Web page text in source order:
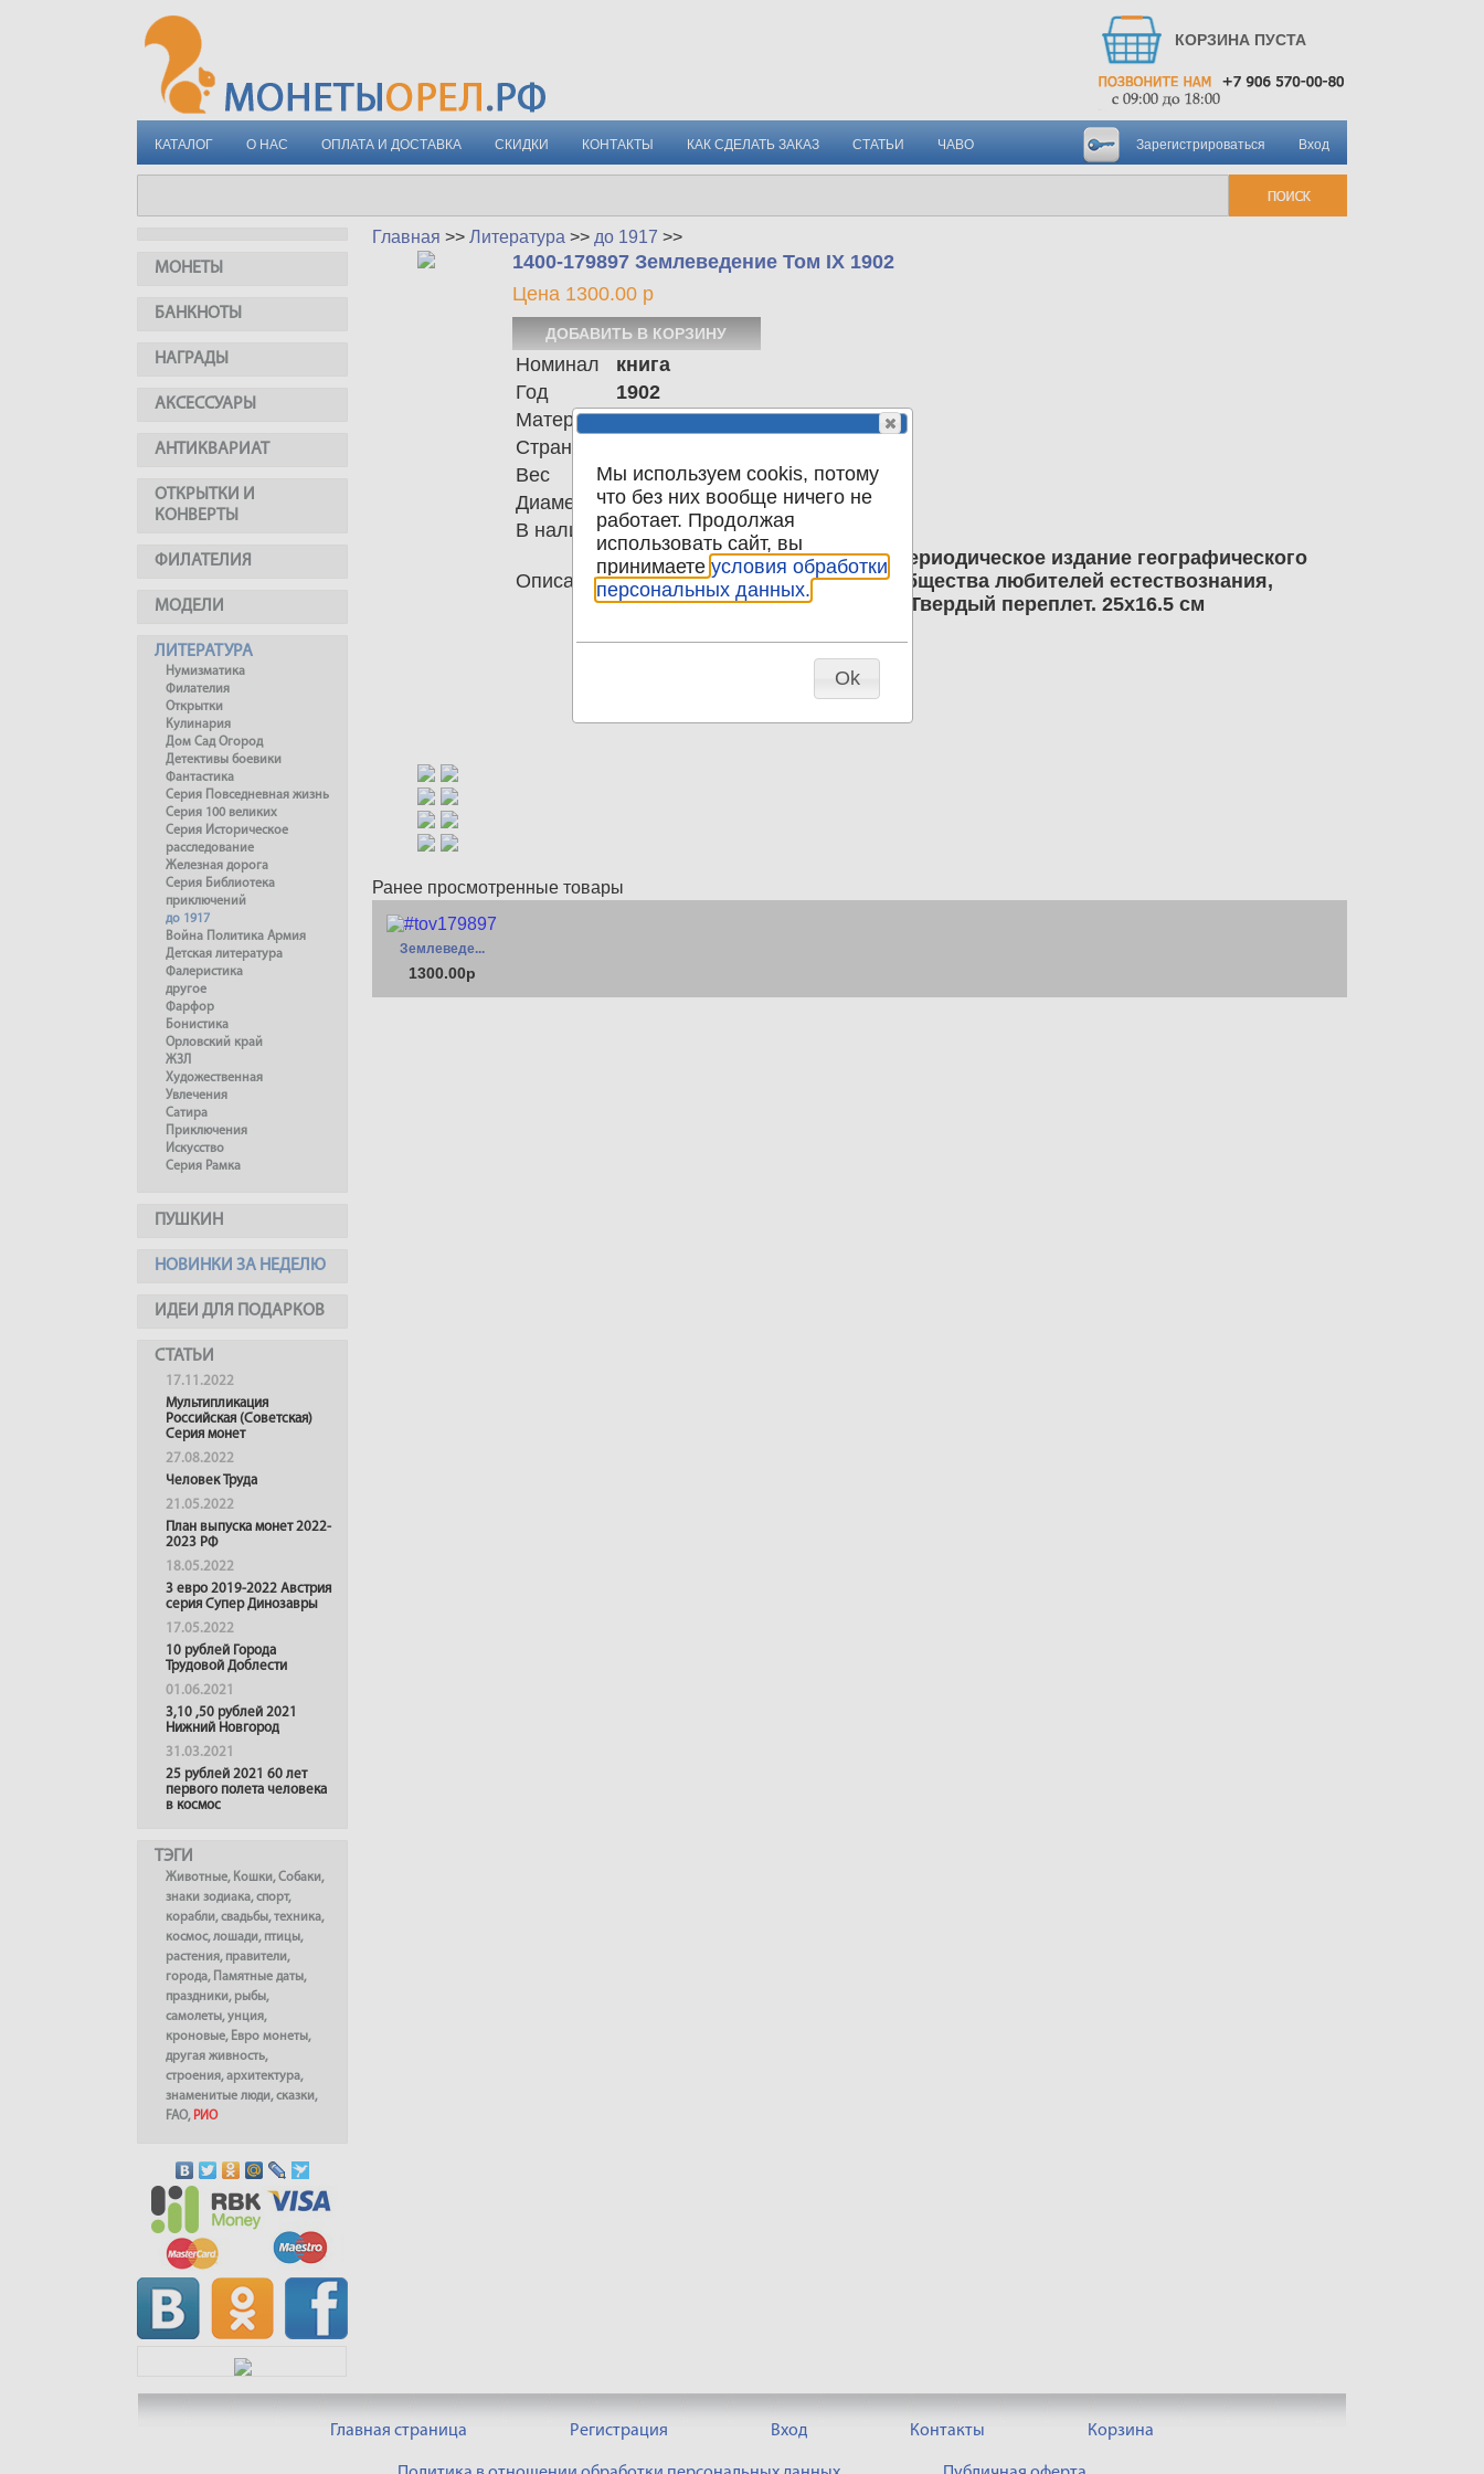
КОРЗИНА ПУСТА
КАТАЛОГ О НАС ОПЛАТА И ДОСТАВКА СКИДКИ КОНТАКТЫ КАК СДЕЛАТЬ ЗАКАЗ СТАТЬИ ЧАВО Вход
Зарегистрироваться
МОНЕТЫ
БАНКНОТЫ
НАГРАДЫ
АКСЕССУАРЫ
АНТИКВАРИАТ
ОТКРЫТКИ И
КОНВЕРТЫ
ФИЛАТЕЛИЯ
МОДЕЛИ
ЛИТЕРАТУРА
Нумизматика
Филателия
Открытки
Кулинария
Дом Сад Огород
Детективы боевики
Фантастика
Серия Повседневная жизнь
Серия 100 великих
Серия Историческое
расследование
Железная дорога
Серия Библиотека
приключений
до 1917
Война Политика Армия
Детская литература
Фалеристика
другое
Фарфор
Бонистика
Орловский край
ЖЗЛ
Художественная
Увлечения
Сатира
Приключения
Искусство
Серия Рамка
ПУШКИН
НОВИНКИ ЗА НЕДЕЛЮ
ИДЕИ ДЛЯ ПОДАРКОВ
СТАТЬИ
17.11.2022
Мультипликация
Российская (Советская)
Серия монет
27.08.2022
Человек Труда
21.05.2022
План выпуска монет 2022-
2023 РФ
18.05.2022
3 евро 2019-2022 Австрия
серия Супер Динозавры
17.05.2022
10 рублей Города
Трудовой Доблести
01.06.2021
3,10 ,50 рублей 2021
Нижний Новгород
31.03.2021
25 рублей 2021 60 лет
первого полета человека
в космос
ТЭГИ
Животные, Кошки,Собаки,
знаки зодиака,спорт,
корабли,свадьбы,техника,
космос,лошади, птицы,
растения, правители,
города, Памятные даты,
праздники, рыбы,
самолеты,унция,
кроновые, Евро монеты,
другая живность,
строения,архитектура,
знаменитые люди,сказки,
FAO, РИО
Главная >> Литература >> до 1917 >>
1400-179897 Землеведение Том IX 1902
Цена 1300.00 р
Номинал
книга
Год
1902
Материал
Страна
Вес
1137.00
Диаметр
0.00
В наличии 1
Описание
Землеведение Том IX 1902г. Периодическое издание географического
отделения императорского общества любителей естествознания,
антропологии и этнографии. Твердый переплет. 25х16.5 см
Ранее просмотренные товары
Землеведе...
1300.00р
Главная страница Регистрация Вход Контакты Корзина
Мы используем cookis, потому
что без них вообще ничего не
работает. Продолжая
использовать сайт, вы
принимаете условия обработки
персональных данных.
Ok